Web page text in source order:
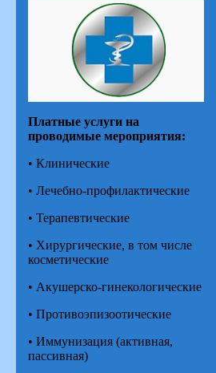
Платные услуги на
проводимые мероприятия:
• Клинические
• Лечебно-профилактические
• Терапевтические
• Хирургические, в том числе
косметические
• Акушерско-гинекологические
• Противоэпизоотические
• Иммунизация (активная,
пассивная)